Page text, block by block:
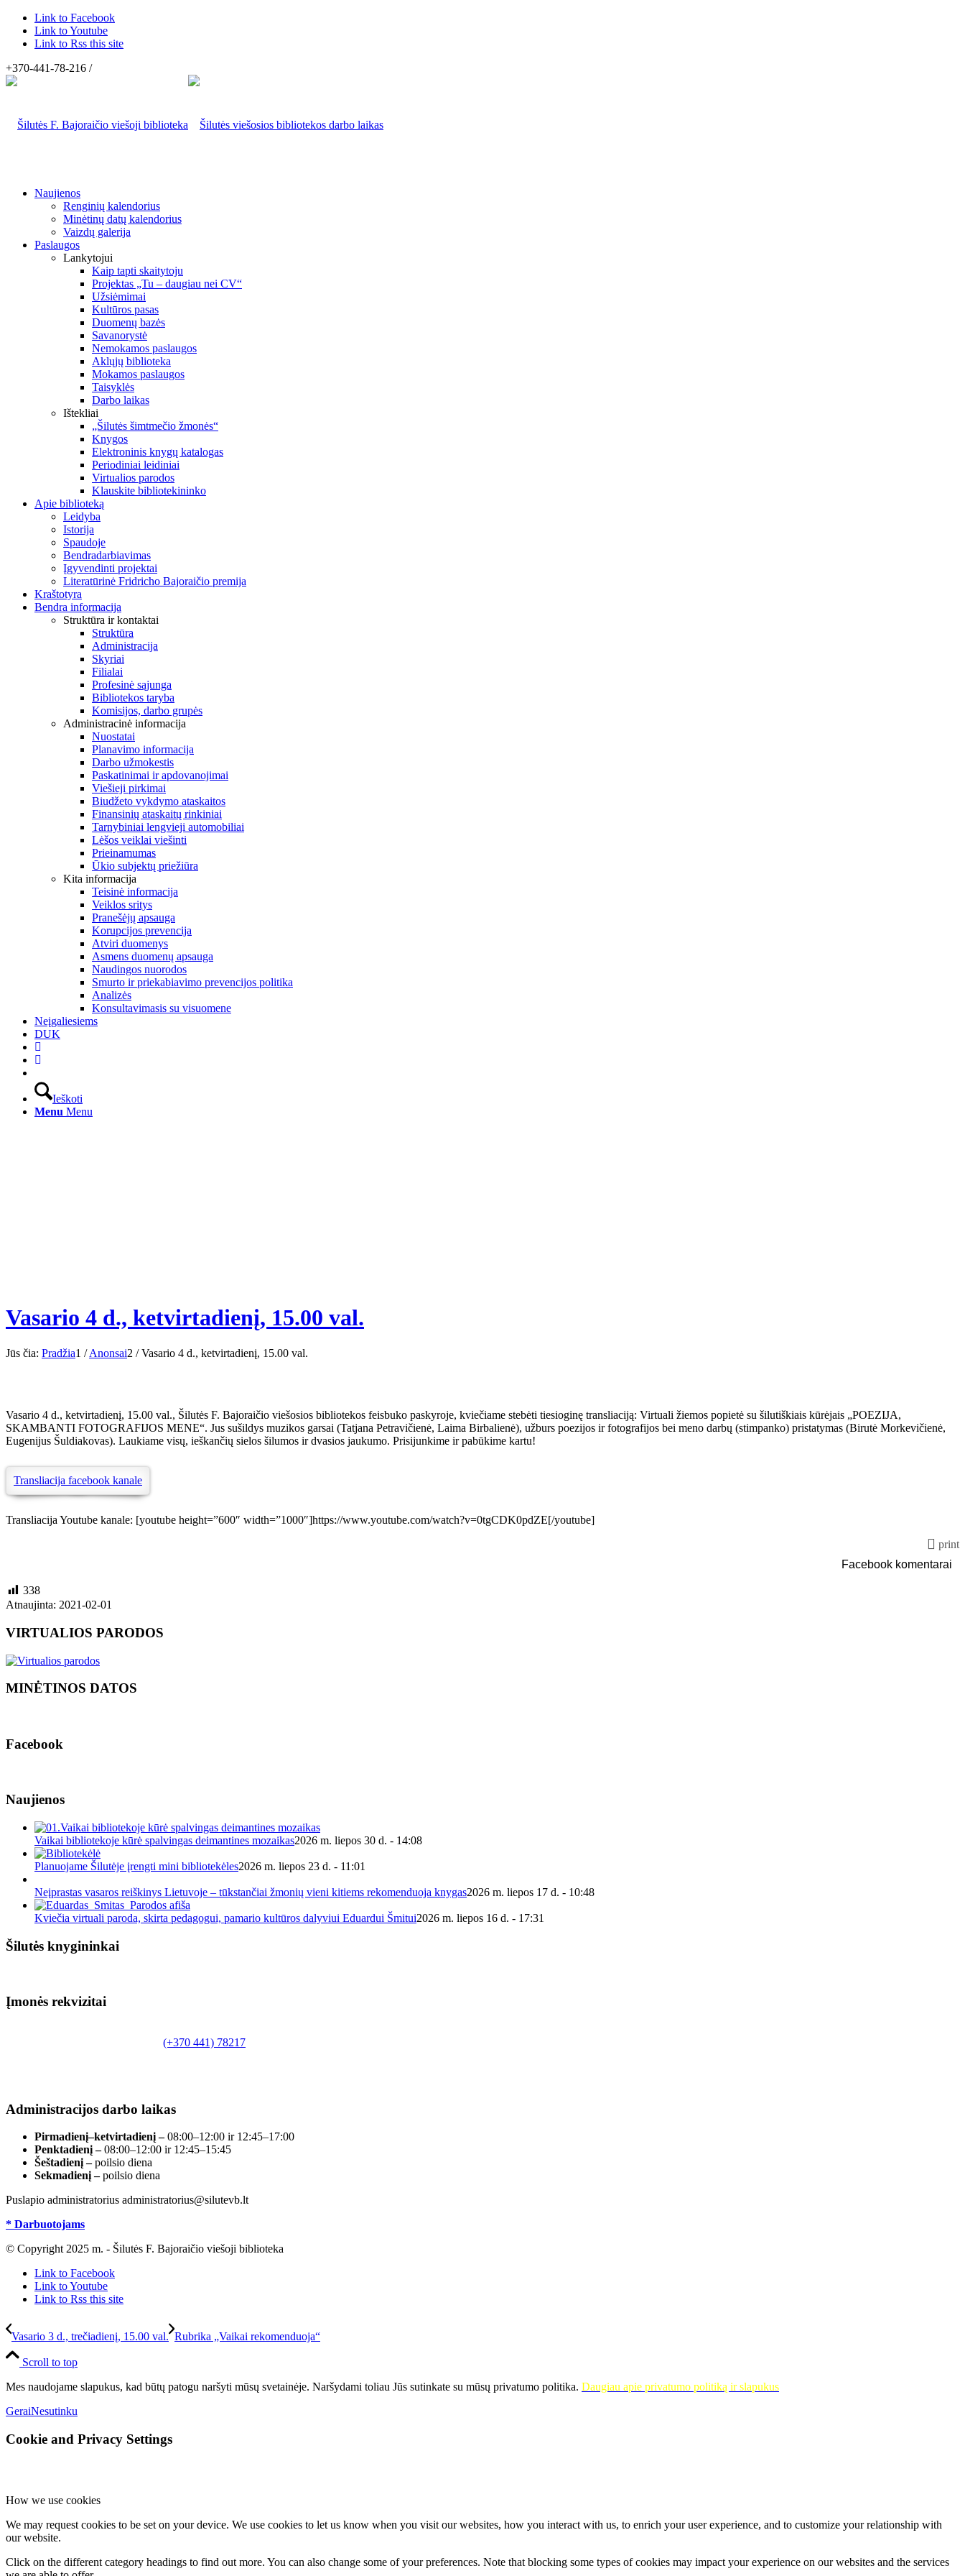
Link to Facebook
Link to Youtube
Link to Rss this site
+370-441-78-216 /
Naujienos
Renginių kalendorius
Minėtinų datų kalendorius
Vaizdų galerija
Paslaugos
Lankytojui
Kaip tapti skaitytoju
Projektas „Tu – daugiau nei CV“
Užsiėmimai
Kultūros pasas
Duomenų bazės
Savanorystė
Nemokamos paslaugos
Aklųjų biblioteka
Mokamos paslaugos
Taisyklės
Darbo laikas
Ištekliai
„Šilutės šimtmečio žmonės“
Knygos
Elektroninis knygų katalogas
Periodiniai leidiniai
Virtualios parodos
Klauskite bibliotekininko
Apie biblioteką
Leidyba
Istorija
Spaudoje
Bendradarbiavimas
Įgyvendinti projektai
Literatūrinė Fridricho Bajoraičio premija
Kraštotyra
Bendra informacija
Struktūra ir kontaktai
Struktūra
Administracija
Skyriai
Filialai
Profesinė sąjunga
Bibliotekos taryba
Komisijos, darbo grupės
Administracinė informacija
Nuostatai
Planavimo informacija
Darbo užmokestis
Paskatinimai ir apdovanojimai
Viešieji pirkimai
Biudžeto vykdymo ataskaitos
Finansinių ataskaitų rinkiniai
Tarnybiniai lengvieji automobiliai
Lėšos veiklai viešinti
Prieinamumas
Ūkio subjektų priežiūra
Kita informacija
Teisinė informacija
Veiklos sritys
Pranešėjų apsauga
Korupcijos prevencija
Atviri duomenys
Asmens duomenų apsauga
Naudingos nuorodos
Smurto ir priekabiavimo prevencijos politika
Analizės
Konsultavimasis su visuomene
Neįgaliesiems
DUK
Ieškoti
Menu Menu
Vasario 4 d., ketvirtadienį, 15.00 val.
Jūs čia: Pradžia1 / Anonsai2 / Vasario 4 d., ketvirtadienį, 15.00 val.
Vasario 4 d., ketvirtadienį, 15.00 val., Šilutės F. Bajoraičio viešosios bibliotekos feisbuko paskyroje, kviečiame stebėti tiesioginę transliaciją: Virtuali žiemos popietė su šilutiškiais kūrėjais „POEZIJA,
SKAMBANTI FOTOGRAFIJOS MENE“. Jus sušildys muzikos garsai (Tatjana Petravičienė, Laima Birbalienė), užburs poezijos ir fotografijos bei meno darbų (stimpanko) pristatymas (Birutė Morkevičienė,
Eugenijus Šuldiakovas). Laukiame visų, ieškančių sielos šilumos ir dvasios jaukumo. Prisijunkime ir pabūkime kartu!
Transliacija facebook kanale
Transliacija Youtube kanale: [youtube height=”600″ width=”1000″]https://www.youtube.com/watch?v=0tgCDK0pdZE[/youtube]
print
Facebook komentarai
338
Atnaujinta: 2021-02-01
VIRTUALIOS PARODOS
MINĖTINOS DATOS
Facebook
Naujienos
Vaikai bibliotekoje kūrė spalvingas deimantines mozaikas2026 m. liepos 30 d. - 14:08
Planuojame Šilutėje įrengti mini bibliotekėles2026 m. liepos 23 d. - 11:01
Neįprastas vasaros reiškinys Lietuvoje – tūkstančiai žmonių vieni kitiems rekomenduoja knygas2026 m. liepos 17 d. - 10:48
Kviečia virtuali paroda, skirta pedagogui, pamario kultūros dalyviui Eduardui Šmitui2026 m. liepos 16 d. - 17:31
Šilutės knygininkai
Įmonės rekvizitai
(+370 441) 78217
Administracijos darbo laikas
Pirmadienį–ketvirtadienį –08:00–12:00 ir 12:45–17:00
Penktadienį –08:00–12:00 ir 12:45–15:45
Šeštadienį –poilsio diena
Sekmadienį –poilsio diena
Puslapio administratorius administratorius@silutevb.lt
* Darbuotojams
© Copyright 2025 m. - Šilutės F. Bajoraičio viešoji biblioteka
Link to Facebook
Link to Youtube
Link to Rss this site
Vasario 3 d., trečiadienį, 15.00 val. Rubrika „Vaikai rekomenduoja“
Scroll to top
Mes naudojame slapukus, kad būtų patogu naršyti mūsų svetainėje. Naršydami toliau Jūs sutinkate su mūsų privatumo politika. Daugiau apie privatumo politiką ir slapukus
GeraiNesutinku
Cookie and Privacy Settings
How we use cookies
We may request cookies to be set on your device. We use cookies to let us know when you visit our websites, how you interact with us, to enrich your user experience, and to customize your relationship with
our website.
Click on the different category headings to find out more. You can also change some of your preferences. Note that blocking some types of cookies may impact your experience on our websites and the services